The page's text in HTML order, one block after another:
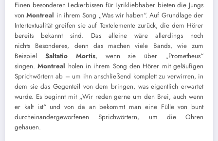
Einen besonderen Leckerbissen für Lyrikliebhaber bieten die Jungs
vonMontreal in ihrem Song „Was wir haben“. Auf Grundlage der
Intertextualität greifen sie auf Textelemente zurück, die dem Hörer
bereits bekannt sind. Das alleine wäre allerdings noch
nichts Besonderes, denn das machen viele Bands, wie zum
Beispiel Saltatio Mortis, wenn sie über „Prometheus“
singen.Montreal holen in ihrem Song den Hörer mit geläufigen
Sprichwörtern ab – um ihn anschließend komplett zu verwirren, in
dem sie das Gegenteil von dem bringen, was eigentlich erwartet
wurde. Es beginnt mit „Wir reden gerne um den Brei, auch wenn
er kalt ist“ und von da an bekommt man eine Fülle von bunt
durcheinandergeworfenen Sprichwörtern, um die Ohren
gehauen.